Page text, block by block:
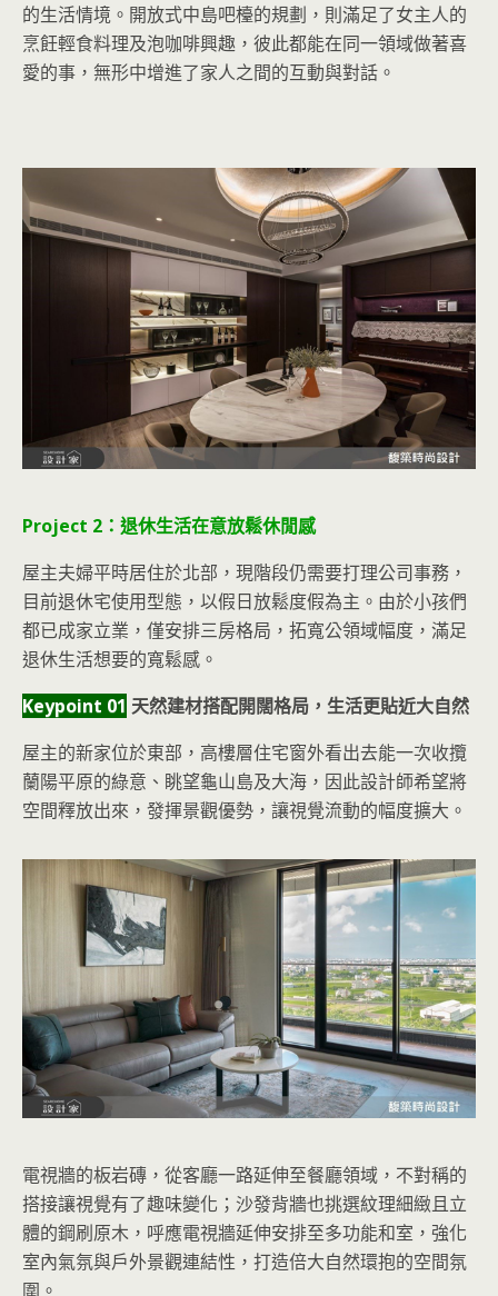
的生活情境。開放式中島吧檯的規劃，則滿足了女主人的
烹飪輕食料理及泡咖啡興趣，彼此都能在同一領域做著喜
愛的事，無形中增進了家人之間的互動與對話。
Project 2：退休生活在意放鬆休閒感
屋主夫婦平時居住於北部，現階段仍需要打理公司事務，
目前退休宅使用型態，以假日放鬆度假為主。由於小孩們
都已成家立業，僅安排三房格局，拓寬公領域幅度，滿足
退休生活想要的寬鬆感。
Keypoint 01 天然建材搭配開闊格局，生活更貼近大自然
屋主的新家位於東部，高樓層住宅窗外看出去能一次收攬
蘭陽平原的綠意、眺望龜山島及大海，因此設計師希望將
空間釋放出來，發揮景觀優勢，讓視覺流動的幅度擴大。
電視牆的板岩磚，從客廳一路延伸至餐廳領域，不對稱的
搭接讓視覺有了趣味變化；沙發背牆也挑選紋理細緻且立
體的鋼刷原木，呼應電視牆延伸安排至多功能和室，強化
室內氣氛與戶外景觀連結性，打造倍大自然環抱的空間氛
圍。